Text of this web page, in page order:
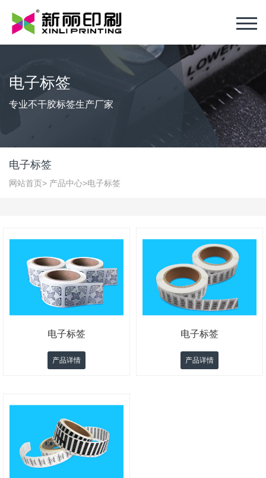
电子标签
专业不干胶标签生产厂家
电子标签
网站首页> 产品中心>电子标签
电子标签
产品详情
电子标签
产品详情